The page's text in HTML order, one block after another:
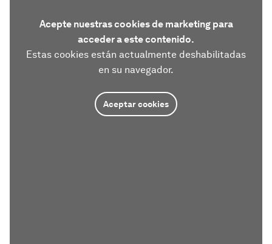
Acepte nuestras cookies de marketing para
acceder a este contenido.
Estas cookies están actualmente deshabilitadas
en su navegador.
Aceptar cookies